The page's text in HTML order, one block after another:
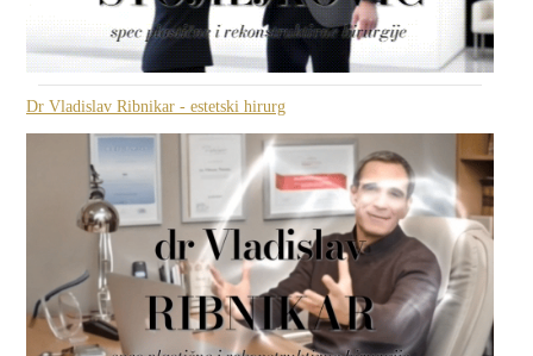
Dr Vladislav Ribnikar - estetski hirurg